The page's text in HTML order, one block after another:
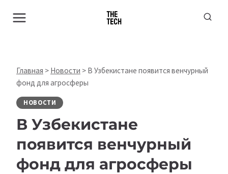
Главная > Новости > В Узбекистане появится венчурный
фонд для агросферы
НОВОСТИ
В Узбекистане
появится венчурный
фонд для агросферы